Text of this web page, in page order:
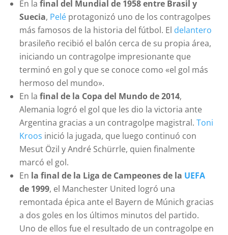
En lafinal del Mundial de 1958 entre Brasil y
Suecia, Pelé protagonizó uno de los contragolpes
más famosos de la historia del fútbol. El delantero
brasileño recibió el balón cerca de su propia área,
iniciando un contragolpe impresionante que
terminó en gol y que se conoce como «el gol más
hermoso del mundo».
En lafinal de la Copa del Mundo de 2014,
Alemania logró el gol que les dio la victoria ante
Argentina gracias a un contragolpe magistral.Toni
Kroos inició la jugada, que luego continuó con
Mesut Özil y André Schürrle, quien finalmente
marcó el gol.
En la final de la Liga de Campeones de la UEFA
de 1999, el Manchester United logró una
remontada épica ante el Bayern de Múnich gracias
a dos goles en los últimos minutos del partido.
Uno de ellos fue el resultado de un contragolpe en